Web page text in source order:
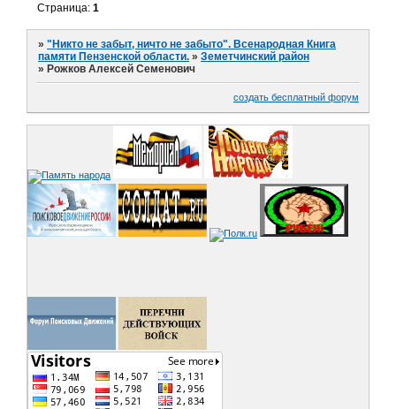
Страница:1
»"Никто не забыт, ничто не забыто". Всенародная Книга
памяти Пензенской области. »Земетчинский район
» Рожков Алексей Семенович
создать бесплатный форум